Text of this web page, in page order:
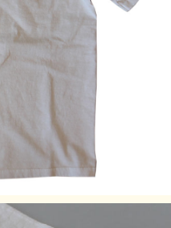
21
く、日本サイズです。
格)によるものです。
じる場合がございます。
ます。
品染め（顔料染め）
）製品染め（反応染め）
。